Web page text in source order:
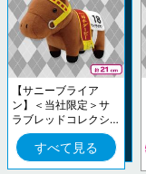
【サニーブライア
ン】＜当社限定＞サ
ラブレッドコレクシ
ョンＯＫぬいぐるみ1
0
すべて見る